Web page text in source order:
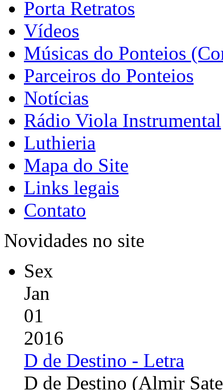
Porta Retratos
Vídeos
Músicas do Ponteios
Parceiros do Ponteios
Notícias
Rádio Viola Instrumental
Luthieria
Mapa do Site
Links legais
Contato
Novidades no site
Sex
Jan
01
2016
D de Destino - Letra
D de Destino (Almir